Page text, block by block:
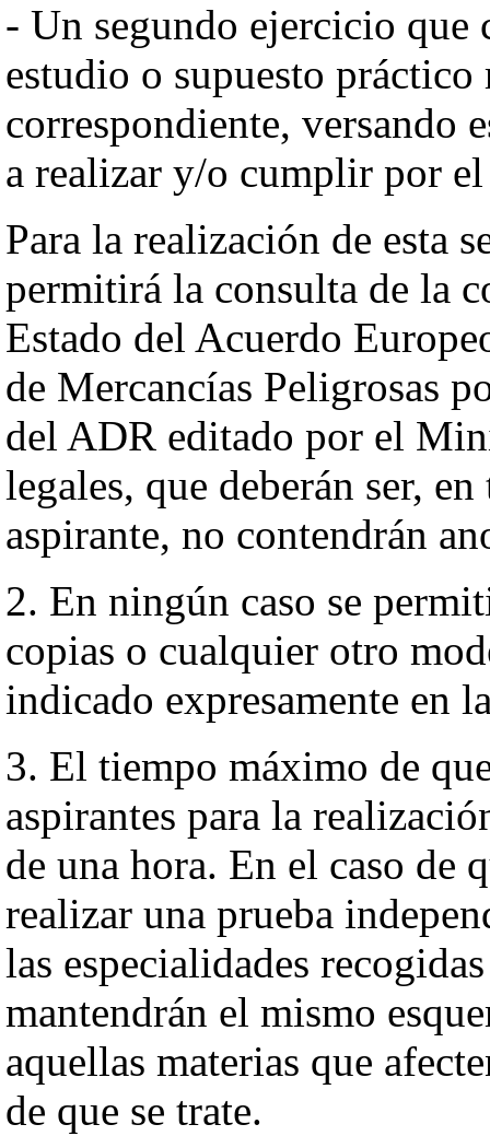
- Un segundo ejercicio que
estudio o supuesto
correspondiente, versando
a realizar y/o cumplir por
Para la realización de esta
permitirá la consulta de la
Estado del Acuerdo
de Mercancías Peligrosas
del ADR editado por el
legales, que deberán ser,
aspirante, no contendrán
2. En ningún caso se
copias o cualquier otro
indicado expresamente en
3. El tiempo máximo de
aspirantes para la
de una hora. En el caso de
realizar una prueba
las especialidades
mantendrán el mismo
aquellas materias que
de que se trate.